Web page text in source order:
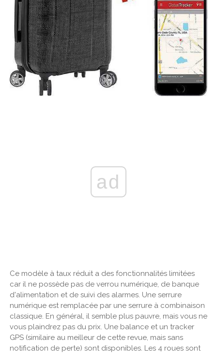
ad
Ce modèle à taux réduit a des fonctionnalités limitées
car il ne possède pas de verrou numérique, de banque
d'alimentation et de suivi des alarmes. Une serrure
numérique est remplacée par une serrure à combinaison
classique. En général, il semble plus pauvre, mais vous ne
vous plaindrez pas du prix. Une balance et un tracker
GPS (similaire au meilleur de cette revue, mais sans
notification de perte) sont disponibles. Les 4 roues sont